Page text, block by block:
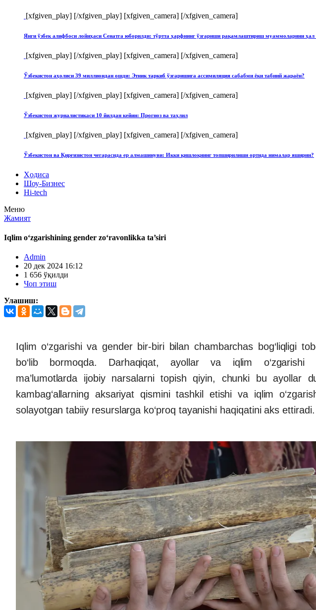
[xfgiven_play] [/xfgiven_play] [xfgiven_camera] [/xfgiven_camera]
Янги ўзбек алифбоси лойиҳаси Сенатга юборилди: тўртта ҳарфнинг ўзгариши рақамлаштириш муаммоларини ҳал
[xfgiven_play] [/xfgiven_play] [xfgiven_camera] [/xfgiven_camera]
Ўзбекистон аҳолиси 39 миллиондан ошди: Этник таркиб ўзгаришига ассимиляция сабабми ёки табиий жараён?
[xfgiven_play] [/xfgiven_play] [xfgiven_camera] [/xfgiven_camera]
Ўзбекистон журналистикаси 10 йилдан кейин: Прогноз ва таҳлил
[xfgiven_play] [/xfgiven_play] [xfgiven_camera] [/xfgiven_camera]
Ўзбекистон ва Қирғизистон чегарасида ер алмашинуви: Икки қишлоқнинг топширилиши ортида нималар яширин?
Ҳодиса
Шоу-Бизнес
Hi-tech
Меню
Жамият
Iqlim o‘zgarishining gender zo‘ravonlikka ta’siri
Admin
20 дек 2024 16:12
1 656 ўқилди
Чоп этиш
Улашиш:
Iqlim o‘zgarishi va gender bir-biri bilan chambarchas bog‘liqligi
bo‘lib bormoqda. Darhaqiqat, ayollar va iqlim o‘zgarishi
ma’lumotlarda ijobiy narsalarni topish qiyin, chunki bu ayollar
kambag‘allarning aksariyat qismini tashkil etishi va iqlim
solayotgan tabiiy resurslarga ko‘proq tayanishi haqiqatini aks ettiradi.